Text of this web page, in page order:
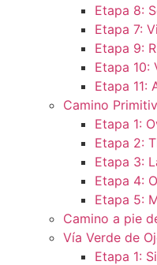
Etapa 8:
Etapa 7:
Etapa 9:
Etapa 10:
Etapa 11:
Camino
Etapa 1:
Etapa 2:
Etapa 3:
Etapa 4:
Etapa 5:
Camino a pie
Vía Verde de
Etapa 1: